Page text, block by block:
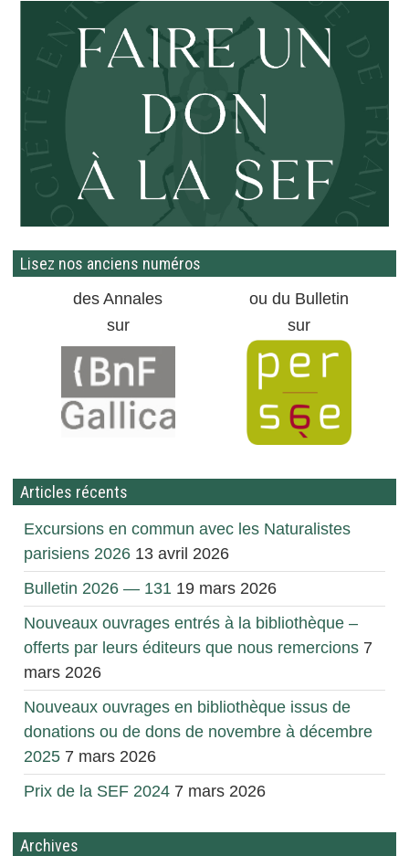
Lisez nos anciens numéros
des Annales
ou du Bulletin
sur
sur
Articles récents
Excursions en commun avec les Naturalistes
parisiens 2026 13 avril 2026
Bulletin 2026 — 131 19 mars 2026
Nouveaux ouvrages entrés à la bibliothèque –
offerts par leurs éditeurs que nous remercions 7
mars 2026
Nouveaux ouvrages en bibliothèque issus de
donations ou de dons de novembre à décembre
2025 7 mars 2026
Prix de la SEF 2024 7 mars 2026
Archives